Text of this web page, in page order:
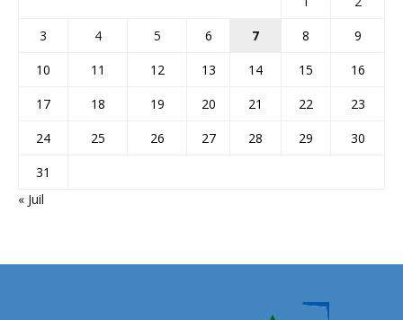
3
4 5 6 7 8
9
10
11 12 13 14 15
16
17
18 19 20 21 22
23
24
25 26 27 28 29
30
31
« Juil